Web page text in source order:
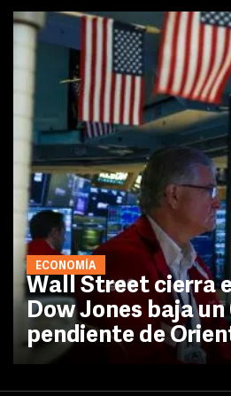
ECONOMÍA
Wall Street cierra
Dow Jones baja un
pendiente de